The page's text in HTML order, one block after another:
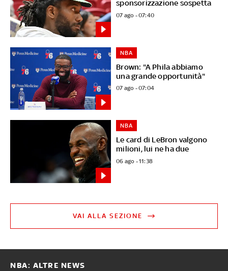
sponsorizzazione sospetta
07 ago - 07:40
Brown: "A Phila abbiamo
una grande opportunità"
NBA
07 ago - 07:04
Le card di LeBron valgono
milioni, lui ne ha due
NBA
06 ago - 11:38
VAI ALLA SEZIONE
NBA: ALTRE NEWS